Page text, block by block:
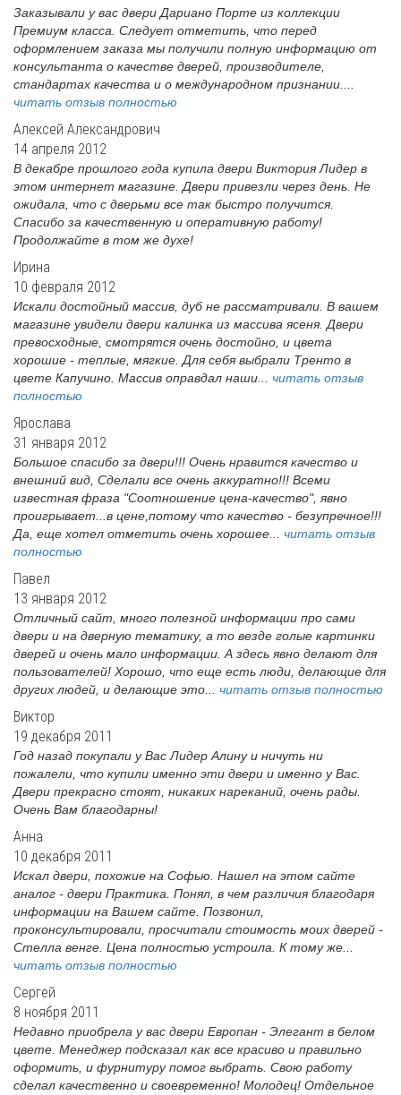
Заказывали у вас двери Дариано Порте из коллекции
Премиум класса. Следует отметить, что перед
оформлением заказа мы получили полную информацию от
консультанта о качестве дверей, производителе,
стандартах качества и о международном признании....
читать отзыв полностью
Алексей Александрович
14 апреля 2012
В декабре прошлого года купила двери Виктория Лидер в
этом интернет магазине. Двери привезли через день. Не
ожидала, что с дверьми все так быстро получится.
Спасибо за качественную и оперативную работу!
Продолжайте в том же духе!
Ирина
10 февраля 2012
Искали достойный массив, дуб не рассматривали. В вашем
магазине увидели двери калинка из массива ясеня. Двери
превосходные, смотрятся очень достойно, и цвета
хорошие - теплые, мягкие. Для себя выбрали Тренто в
цвете Капучино. Массив оправдал наши... читать отзыв
полностью
Ярослава
31 января 2012
Большое спасибо за двери!!! Очень нравится качество и
внешний вид, Сделали все очень аккуратно!!! Всеми
известная фраза "Соотношение цена-качество", явно
проигрывает...в цене,потому что качество - безупречное!!!
Да, еще хотел отметить очень хорошее... читать отзыв
полностью
Павел
13 января 2012
Отличный сайт, много полезной информации про сами
двери и на дверную тематику, а то везде голые картинки
дверей и очень мало информации. А здесь явно делают для
пользователей! Хорошо, что еще есть люди, делающие для
других людей, и делающие это... читать отзыв полностью
Виктор
19 декабря 2011
Год назад покупали у Вас Лидер Алину и ничуть ни
пожалели, что купили именно эти двери и именно у Вас.
Двери прекрасно стоят, никаких нареканий, очень рады.
Очень Вам благодарны!
Анна
10 декабря 2011
Искал двери, похожие на Софью. Нашел на этом сайте
аналог - двери Практика. Понял, в чем различия благодаря
информации на Вашем сайте. Позвонил,
проконсультировали, просчитали стоимость моих дверей -
Стелла венге. Цена полностью устроила. К тому же...
читать отзыв полностью
Сергей
8 ноября 2011
Недавно приобрела у вас двери Европан - Элегант в белом
цвете. Менеджер подсказал как все красиво и правильно
оформить, и фурнитуру помог выбрать. Свою работу
сделал качественно и своевременно! Молодец! Отдельное